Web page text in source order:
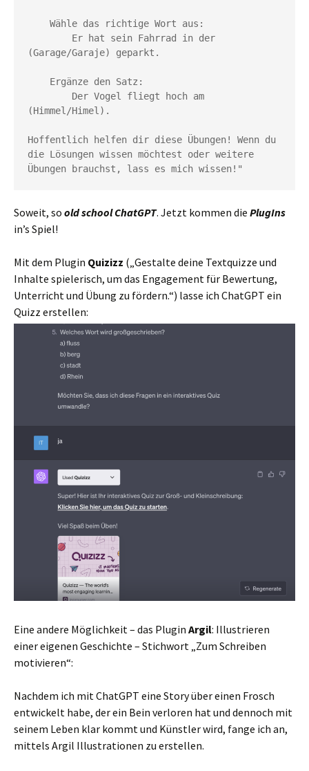
(Garage/Garaje) geparkt.
(Himmel/Himel).
Hoffentlich helfen dir diese Übungen! Wenn du
die Lösungen wissen möchtest oder weitere
Übungen brauchst, lass es mich wissen!"
Soweit, so old school ChatGPT. Jetzt kommen die PlugIns
in’s Spiel!
Mit dem Plugin Quizizz („Gestalte deine Textquizze und
Inhalte spielerisch, um das Engagement für Bewertung,
Unterricht und Übung zu fördern.“) lasse ich ChatGPT ein
Quizz erstellen:
Eine andere Möglichkeit – das Plugin Argil: Illustrieren
einer eigenen Geschichte – Stichwort „Zum Schreiben
motivieren“:
Nachdem ich mit ChatGPT eine Story über einen Frosch
entwickelt habe, der ein Bein verloren hat und dennoch mit
seinem Leben klar kommt und Künstler wird, fange ich an,
mittels Argil Illustrationen zu erstellen.